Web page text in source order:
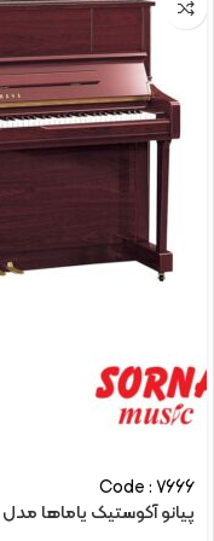
Code : 7666
پیانو آکوستیک یاماها مدل U1J PM